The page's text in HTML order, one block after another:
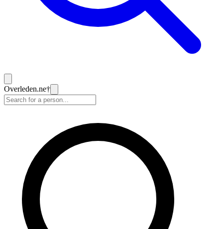
Overleden.ne†